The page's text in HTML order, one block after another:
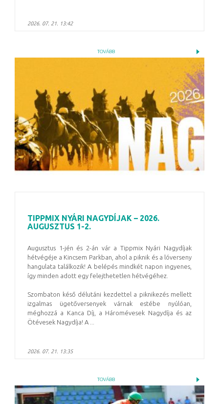
2026. 07. 21. 13:42
TOVÁBB
TIPPMIX NYÁRI NAGYDÍJAK – 2026.
AUGUSZTUS 1-2.
Augusztus 1-jén és 2-án vár a Tippmix Nyári Nagydíjak
hétvégéje a Kincsem Parkban, ahol a piknik és a lóverseny
hangulata találkozik! A belépés mindkét napon ingyenes,
így minden adott egy felejthetetlen hétvégéhez.
Szombaton késő délutáni kezdettel a piknikezés mellett
izgalmas ügetőversenyek várnak estébe nyúlóan,
méghozzá a Kanca Díj, a Háromévesek Nagydíja és az
Ötévesek Nagydíja! A ...
2026. 07. 21. 13:35
TOVÁBB